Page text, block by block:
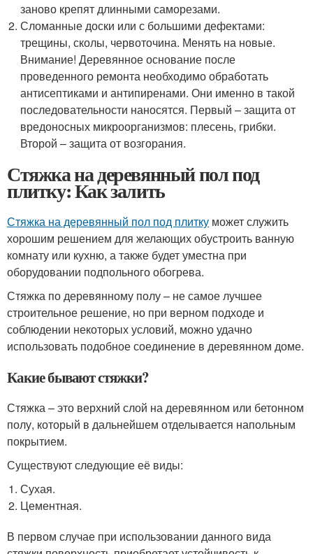
заново крепят длинными саморезами.
Сломанные доски или с большими дефектами:
трещины, сколы, червоточина. Менять на новые.
Внимание! Деревянное основание после
проведенного ремонта необходимо обработать
антисептиками и антипиренами. Они именно в такой
последовательности наносятся. Первый – защита от
вредоносных микроорганизмов: плесень, грибки.
Второй – защита от возгорания.
Стяжка на деревянный пол под
плитку: Как залить
Стяжка на деревянный пол под плитку может служить
хорошим решением для желающих обустроить ванную
комнату или кухню, а также будет уместна при
оборудовании подпольного обогрева.
Стяжка по деревянному полу – не самое лучшее
строительное решение, но при верном подходе и
соблюдении некоторых условий, можно удачно
использовать подобное соединение в деревянном доме.
Какие бывают стяжки?
Стяжка – это верхний слой на деревянном или бетонном
полу, который в дальнейшем отделывается напольным
покрытием.
Существуют следующие её виды:
Сухая.
Цементная.
В первом случае при использовании данного вида